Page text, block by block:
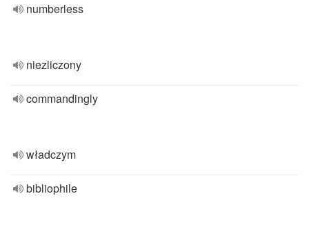
numberless
niezliczony
commandingly
władczym
bibliophile